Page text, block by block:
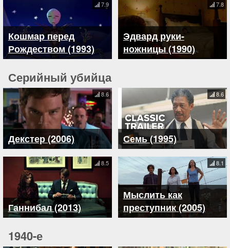
Кошмар перед
Рождеством (1993)
7.9
Эдвард руки-
ножницы (1990)
7.8
Серийный убийца
Декстер (2006)
8.6
Семь (1995)
8.6
Ганнибал (2013)
8.5
Мыслить как
преступник (2005)
8.1
1940-е